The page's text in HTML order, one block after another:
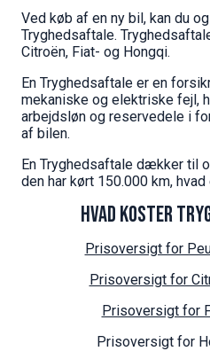
Ved køb af en ny bil, kan du
Tryghedsaftale.
Citroën, Fiat- og Hongqi.
En Tryghedsaftale er en
mekaniske og elektriske fejl,
arbejdsløn og reservedele i
af bilen.
En Tryghedsaftale dækker til
den har kørt 150.000 km,
HVAD KOSTER
Prisoversigt for
Prisoversigt for
Prisoversigt for
Prisoversigt for